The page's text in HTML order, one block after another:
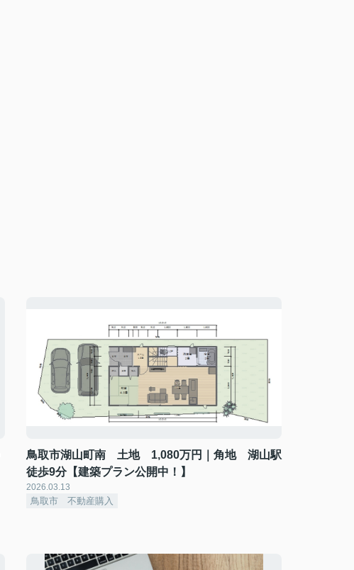
鳥取市湖山町南 土地 1,080万円｜角地 湖山駅
徒歩9分【建築プラン公開中！】
2026.03.13
鳥取市 不動産購入